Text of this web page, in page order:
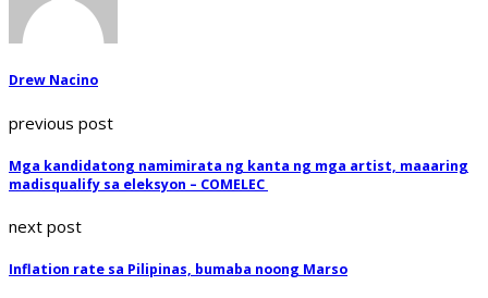
Drew Nacino
previous post
Mga kandidatong namimirata ng kanta ng mga artist, maaaring
madisqualify sa eleksyon – COMELEC
next post
Inflation rate sa Pilipinas, bumaba noong Marso